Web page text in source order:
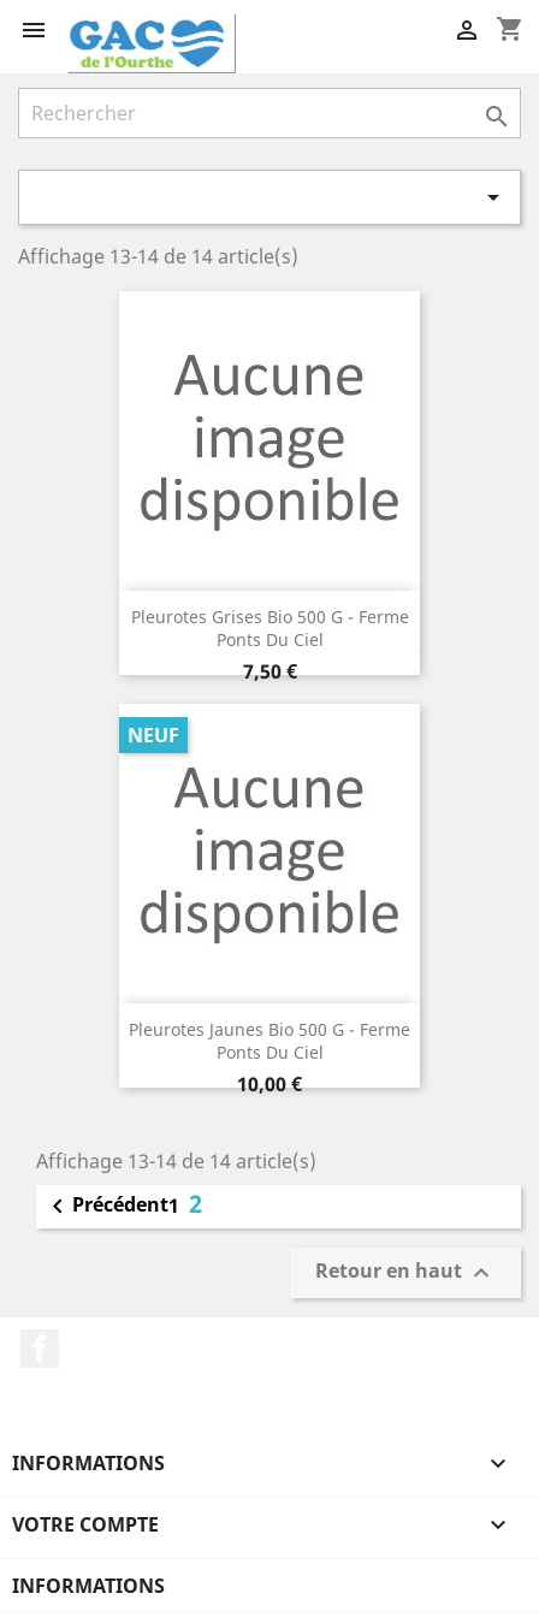
 shopping_cart



Affichage 13-14 de 14 article(s)
Pleurotes Grises Bio 500 G - Ferme
Ponts Du Ciel
Prix
7,50 €
Pleurotes Jaunes Bio 500 G - Ferme
Ponts Du Ciel
Prix
10,00 €
NEUF
Affichage 13-14 de 14 article(s)
 Précédent1 2
Retour en haut 
INFORMATIONS 
VOTRE COMPTE 
INFORMATIONS